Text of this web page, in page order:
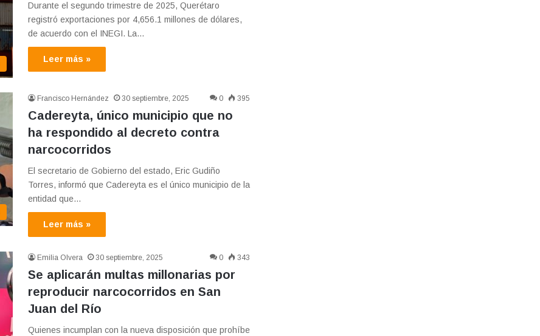
Durante el segundo trimestre de 2025, Querétaro
registró exportaciones por 4,656.1 millones de dólares,
de acuerdo con el INEGI. La…
Leer más »
Francisco Hernández 30 septiembre, 2025 0 395
Cadereyta, único municipio que no
ha respondido al decreto contra
narcocorridos
El secretario de Gobierno del estado, Eric Gudiño
Torres, informó que Cadereyta es el único municipio de la
entidad que…
Leer más »
Emilia Olvera 30 septiembre, 2025 0 343
Se aplicarán multas millonarias por
reproducir narcocorridos en San
Juan del Río
Quienes incumplan con la nueva disposición que prohíbe